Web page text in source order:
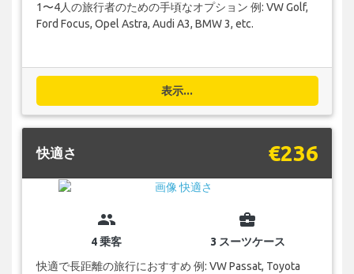
1〜4人の旅行者のための手頃なオプション 例: VW Golf,
Ford Focus, Opel Astra, Audi A3, BMW 3, etc.
表示...
快適さ €236
group
4 乗客
business_center
3 スーツケース
快適で長距離の旅行におすすめ 例: VW Passat, Toyota